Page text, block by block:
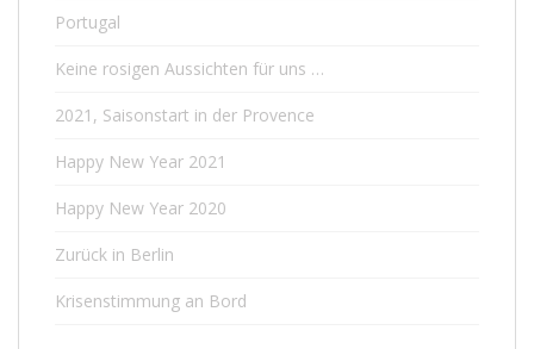
Portugal
Keine rosigen Aussichten für uns …
2021, Saisonstart in der Provence
Happy New Year 2021
Happy New Year 2020
Zurück in Berlin
Krisenstimmung an Bord